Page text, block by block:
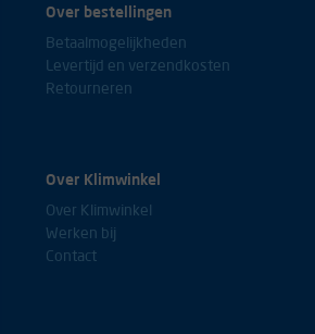
Over bestellingen
Betaalmogelijkheden
Levertijd en verzendkosten
Retourneren
Over Klimwinkel
Over Klimwinkel
Werken bij
Contact